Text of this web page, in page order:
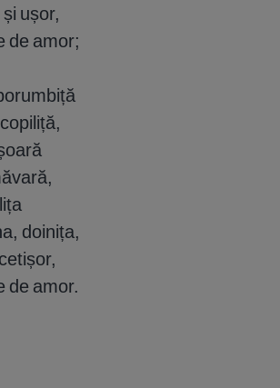
ușor,
de amor;
doinița,
de amor.